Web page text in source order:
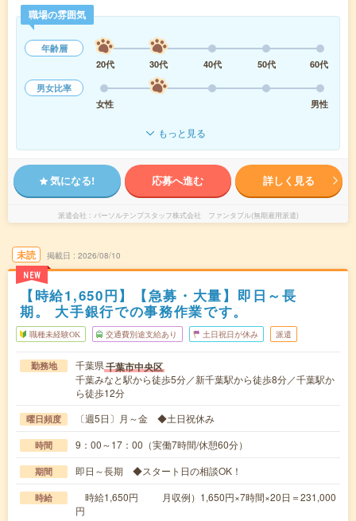
職場の雰囲気
年齢層
20代
30代 40代 50代
60代
男女比率
女性
男性
もっと見る
気になる! 応募へ進む 詳しく見る
派遣会社 パーソルテンプスタッフ株式会社 ファンタブル(無期雇用派遣)
未読
NEW
掲載日 2026/08/10
【時給1,650円】【急募・大量】即日～長
期。 大手銀行での事務作業です。
職種未経験OK 交通費別途支給あり 土日祝日が休み 派遣
勤務地 千葉県千葉市中央区
千葉みなと駅から徒歩5分／新千葉駅から徒歩8分／千葉駅か
ら徒歩12分
曜日頻度 〔週5日〕月～金 ◆土日祝休み
時間 9：00～17：00（実働7時間/休憩60分）
期間 即日～長期 ◆スタート日の相談OK！
時給
時給1,650円 月収例）1,650円×7時間×20日＝231,000
円